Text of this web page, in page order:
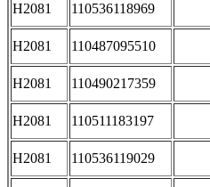
H2081 110536118969
H2081 110487095510
H2081 110490217359
H2081 110511183197
H2081 110536119029